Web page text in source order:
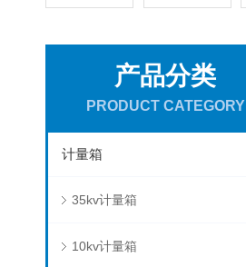
产品分类
PRODUCT CATEGORY
计量箱
35kv计量箱
10kv计量箱